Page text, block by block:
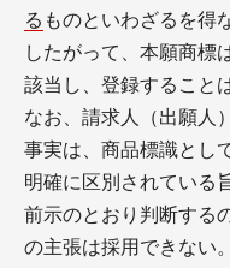
る ものといわざるを得
したがって、本願商標
該当し、登録すること
なお、請求人（出願人
事実は、商品標識とし
明確に区別されている
前示のとおり判断する
の主張は採用できない。